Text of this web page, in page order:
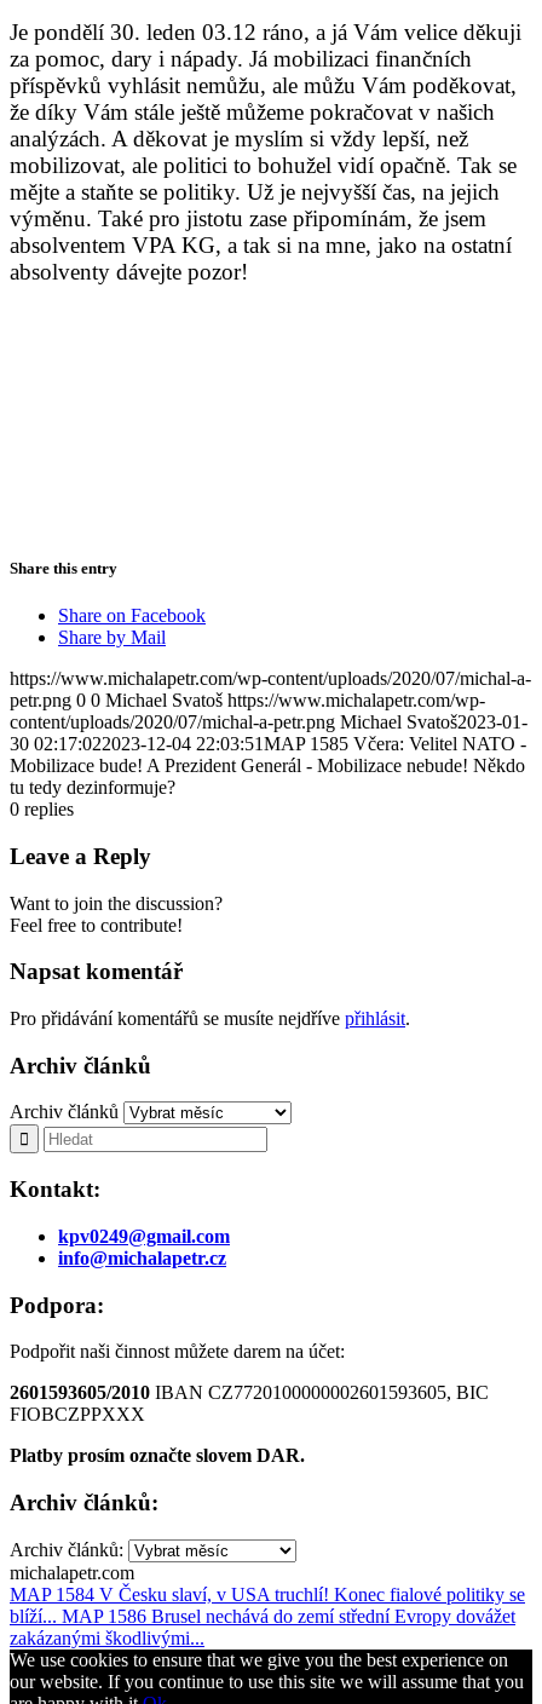
Je pondělí 30. leden 03.12 ráno, a já Vám velice děkuji
za pomoc, dary i nápady. Já mobilizaci finančních
příspěvků vyhlásit nemůžu, ale můžu Vám poděkovat,
že díky Vám stále ještě můžeme pokračovat v našich
analýzách. A děkovat je myslím si vždy lepší, než
mobilizovat, ale politici to bohužel vidí opačně. Tak se
mějte a staňte se politiky. Už je nejvyšší čas, na jejich
výměnu. Také pro jistotu zase připomínám, že jsem
absolventem VPA KG, a tak si na mne, jako na ostatní
absolventy dávejte pozor!
Share this entry
Share on Facebook
Share by Mail
https://www.michalapetr.com/wp-content/uploads/2020/07/michal-a-
petr.png 0 0 Michael Svatoš https://www.michalapetr.com/wp-
content/uploads/2020/07/michal-a-petr.png Michael Svatoš2023-01-
30 02:17:022023-12-04 22:03:51MAP 1585 Včera: Velitel NATO -
Mobilizace bude! A Prezident Generál - Mobilizace nebude! Někdo
tu tedy dezinformuje?
0 replies
Leave a Reply
Want to join the discussion?
Feel free to contribute!
Napsat komentář
Pro přidávání komentářů se musíte nejdříve přihlásit.
Archiv článků
Archiv článků
Kontakt:
kpv0249@gmail.com
info@michalapetr.cz
Podpora:
Podpořit naši činnost můžete darem na účet:
2601593605/2010 IBAN CZ7720100000002601593605, BIC
FIOBCZPPXXX
Platby prosím označte slovem DAR.
Archiv článků:
Archiv článků:
michalapetr.com
MAP 1584 V Česku slaví, v USA truchlí! Konec fialové politiky se
blíží... MAP 1586 Brusel nechává do zemí střední Evropy dovážet
zakázanými škodlivými...
We use cookies to ensure that we give you the best experience on
our website. If you continue to use this site we will assume that you